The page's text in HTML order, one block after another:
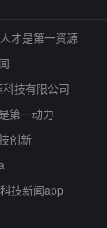
人才是第一资源
技有限公司
第一动力
创新
科技新闻app